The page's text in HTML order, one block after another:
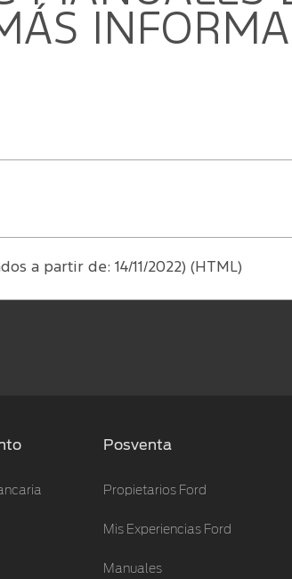
Garantía extendida
a partir de: 14/11/2022) (HTML)
Posventa
Propietarios Ford
Mis Experiencias Ford
Manuales